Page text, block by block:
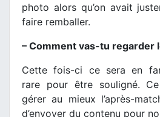
photo alors qu’on avait
faire remballer.
– Comment vas-tu regarder
Cette fois-ci ce sera en
rare pour être souligné.
gérer au mieux l’après-
d’envoyer du contenu pour